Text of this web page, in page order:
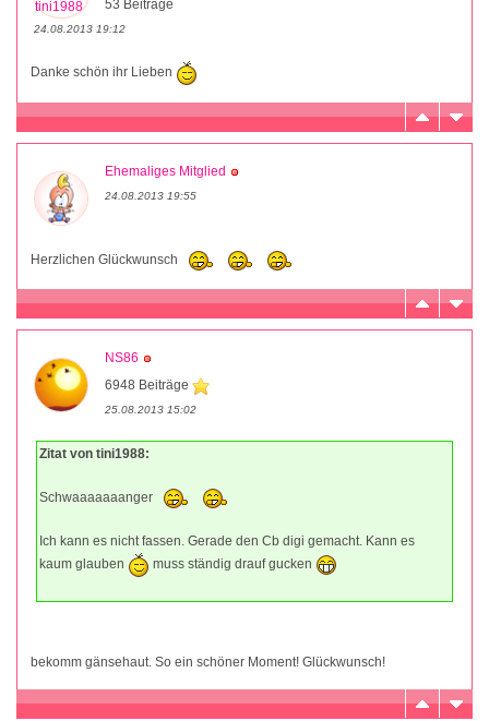
53 Beiträge
24.08.2013 19:12
Danke schön ihr Lieben
Ehemaliges Mitglied
24.08.2013 19:55
Herzlichen Glückwunsch
NS86
6948 Beiträge
25.08.2013 15:02
Zitat von tini1988:
Schwaaaaaaanger
Ich kann es nicht fassen. Gerade den Cb digi gemacht. Kann es
kaum glauben
muss ständig drauf gucken
bekomm gänsehaut. So ein schöner Moment! Glückwunsch!